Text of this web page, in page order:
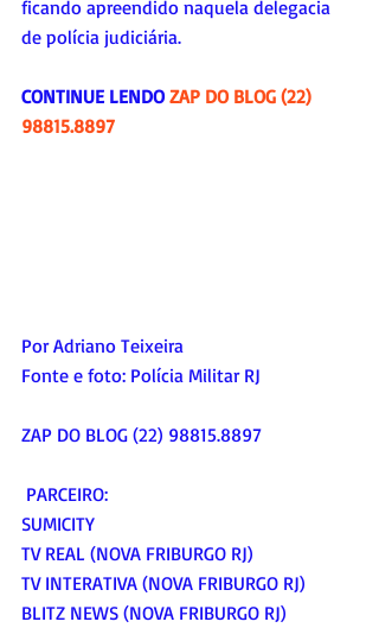
ficando apreendido naquela delegacia
de polícia judiciária.
CONTINUE LENDO ZAP DO BLOG (22)
98815.8897
Por Adriano Teixeira
Fonte e foto: Polícia Militar RJ
ZAP DO BLOG (22) 98815.8897
PARCEIRO:
SUMICITY
TV REAL (NOVA FRIBURGO RJ)
TV INTERATIVA (NOVA FRIBURGO RJ)
BLITZ NEWS (NOVA FRIBURGO RJ)